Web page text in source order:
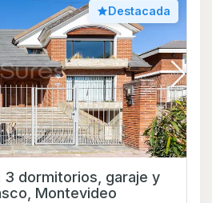
Destacada
3 dormitorios, garaje y
Montevideo